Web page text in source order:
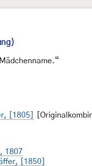
[1805]
1807
[1850]